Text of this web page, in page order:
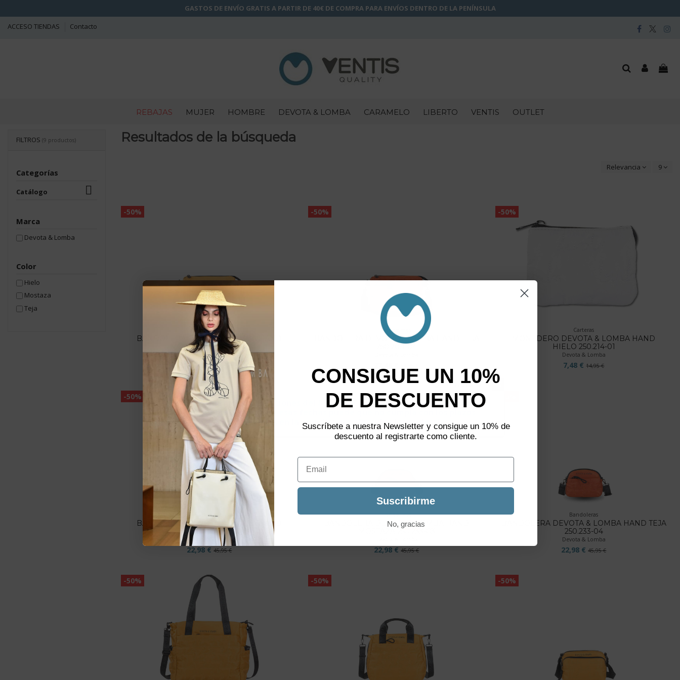
GASTOS DE ENVÍO GRATIS A PARTIR DE 40€ DE COMPRA PARA ENVÍOS DENTRO DE LA PENÍNSULA
ACCESO TIENDAS
Contacto
REBAJAS MUJER HOMBRE DEVOTA & LOMBA CARAMELO LIBERTO VENTIS OUTLET
Resultados de la búsqueda
Relevancia 9
-50%
Bandoleras
BANDOLERA DEVOTA & LOMBA HAND
MOSTAZA 250.208-03
Devota & Lomba
27,48 € 54,95 €
-50%
Bandoleras
BANDOLERA DEVOTA & LOMBA HAND TEJA
250.208-04
-50%
Carteras
MONEDERO DEVOTA & LOMBA HAND
HIELO 250.214-01
Devota & Lomba
7,48 €14,95 €
-50%
Bandoleras
BANDOLERA DEVOTA & LOMBA HAND
HIELO 250.233-01
Devota & Lomba
22,98 €45,95 €
-50%
Bandoleras
BANDOLERA DEVOTA & LOMBA HAND
MOSTAZA 250.233-03
22,98 €45,95 €
Bandoleras
BANDOLERA DEVOTA & LOMBA HAND TEJA
250.233-04
Devota & Lomba
22,98 €45,95 €
-50% -50% -50%
FILTROS(9 productos)
Categorías

Catálogo
Marca
Devota & Lomba
Color
Hielo
Mostaza
Teja
Do not show again.
Estaremos de vacaciones del 8 al 24 de agosto, por lo que si realiza un
pedido dentro de esas fechas puede que no cumpla con los plazos
estipulados en las condiciones. Disculpe las molestias.
CONSIGUE UN 10%
DE DESCUENTO
Suscríbete a nuestra Newsletter y consigue un 10% de
descuento al registrarte como cliente.
Email
Suscribirme
No, gracias